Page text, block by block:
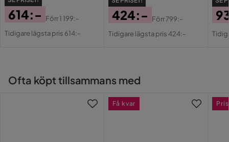
Inomhusbruk Ja
Energimärkning Ja
Pris
614:-
Original
Förr1 199:-
Tidigare lägsta pris 614:-
Pris
424:-
Original
Förr799:-
Tidigare lägsta pris 424:-
Ofta köpt tillsammans med
Få kvar